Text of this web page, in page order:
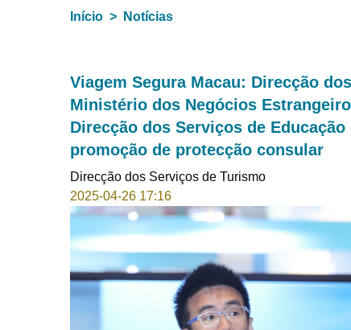
Início Notícias
Viagem Segura Macau: Direcção
Ministério dos Negócios
Direcção dos Serviços de
promoção de protecção consular
Direcção dos Serviços de Turismo
2025-04-26 17:16